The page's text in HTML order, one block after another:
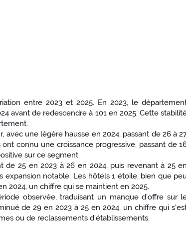
entre 2023 et 2025. En 2023, le
avant de redescendre à 101 en 2025. Cette
une légère hausse en 2024, passant de 26 à
connu une croissance progressive, passant de
sur ce segment.
25 en 2023 à 26 en 2024, puis revenant à 25 en
expansion notable. Les hôtels 1 étoile, bien que
2024, un chiffre qui se maintient en 2025.
observée, traduisant un manque d’offre sur
de 29 en 2023 à 25 en 2024, un chiffre qui
ou de reclassements d’établissements.